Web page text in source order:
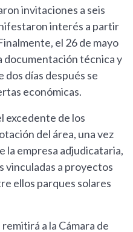
invitaciones a seis
interés a partir
el 26 de mayo
documentación técnica y
días después se
económicas.
excedente de los
del área, una vez
la empresa adjudicataria,
vinculadas a proyectos
ellos parques solares
a la Cámara de